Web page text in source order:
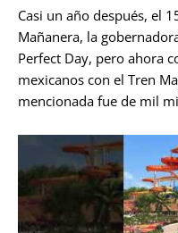
Casi un año después, el
Mañanera, la
Perfect Day, pero ahora
mexicanos con el Tren
mencionada fue de mil